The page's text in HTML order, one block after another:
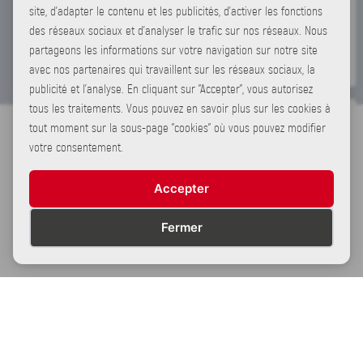
CARVAN
#vanlifebynight
0
Partage
Et vous, quelle est votre destination pour cet été ?!
@teddy_dewavrin
4 0 1
Partage
site, d'adapter le contenu et les publicités, d'activer les fonctions
des réseaux sociaux et d'analyser le trafic sur nos réseaux. Nous
partageons les informations sur votre navigation sur notre site
avec nos partenaires qui travaillent sur les réseaux sociaux, la
publicité et l'analyse. En cliquant sur "Accepter", vous autorisez
tous les traitements. Vous pouvez en savoir plus sur les cookies à
tout moment sur la sous-page "cookies" où vous pouvez modifier
votre consentement.
Accepter
Fermer